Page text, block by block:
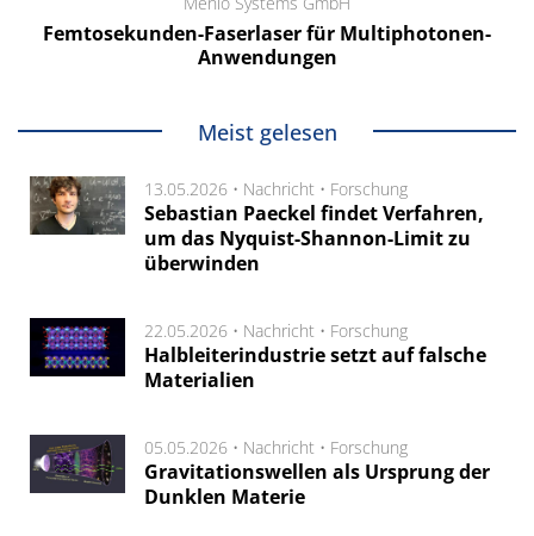
Femtosekunden-Faserlaser für Multiphotonen-
Anwendungen
Meist gelesen
13.05.2026 • Nachricht • Forschung
Sebastian Paeckel findet Verfahren,
um das Nyquist-Shannon-Limit zu
überwinden
22.05.2026 • Nachricht • Forschung
Halbleiterindustrie setzt auf falsche
Materialien
05.05.2026 • Nachricht • Forschung
Gravitationswellen als Ursprung der
Dunklen Materie